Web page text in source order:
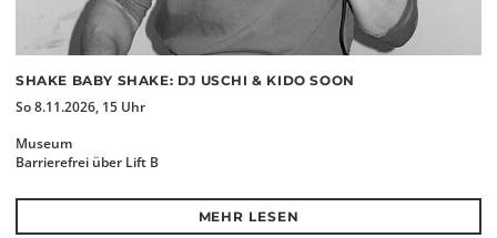
SHAKE BABY SHAKE: DJ USCHI & KIDO SOON
So 8.11.2026, 15 Uhr
Museum
Barrierefrei über Lift B
MEHR LESEN